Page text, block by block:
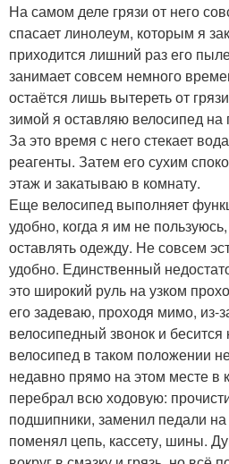
На самом деле грязи от него
спасает линолеум, которым я
приходится лишний раз его
занимает совсем немного
остаётся лишь вытереть от
зимой я оставляю велосипед на
За это время с него стекает
реагенты. Затем его сухим
этаж и закатываю в комнату.
Еще велосипед выполняет
удобно, когда я им не
оставлять одежду. Не совсем
удобно. Единственный
это широкий руль на узком
его задеваю, проходя мимо, из-
велосипедный звонок и бесится
велосипед в таком положении
недавно прямо на этом месте в
перебрал всю ходовую:
подшипники, заменил педали на
поменял цепь, кассету, шины.